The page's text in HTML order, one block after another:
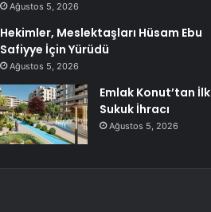
Ağustos 5, 2026
Hekimler, Meslektaşları Hüsam Ebu
Safiyye İçin Yürüdü
Ağustos 5, 2026
Emlak Konut’tan İlk
Sukuk İhracı
Ağustos 5, 2026